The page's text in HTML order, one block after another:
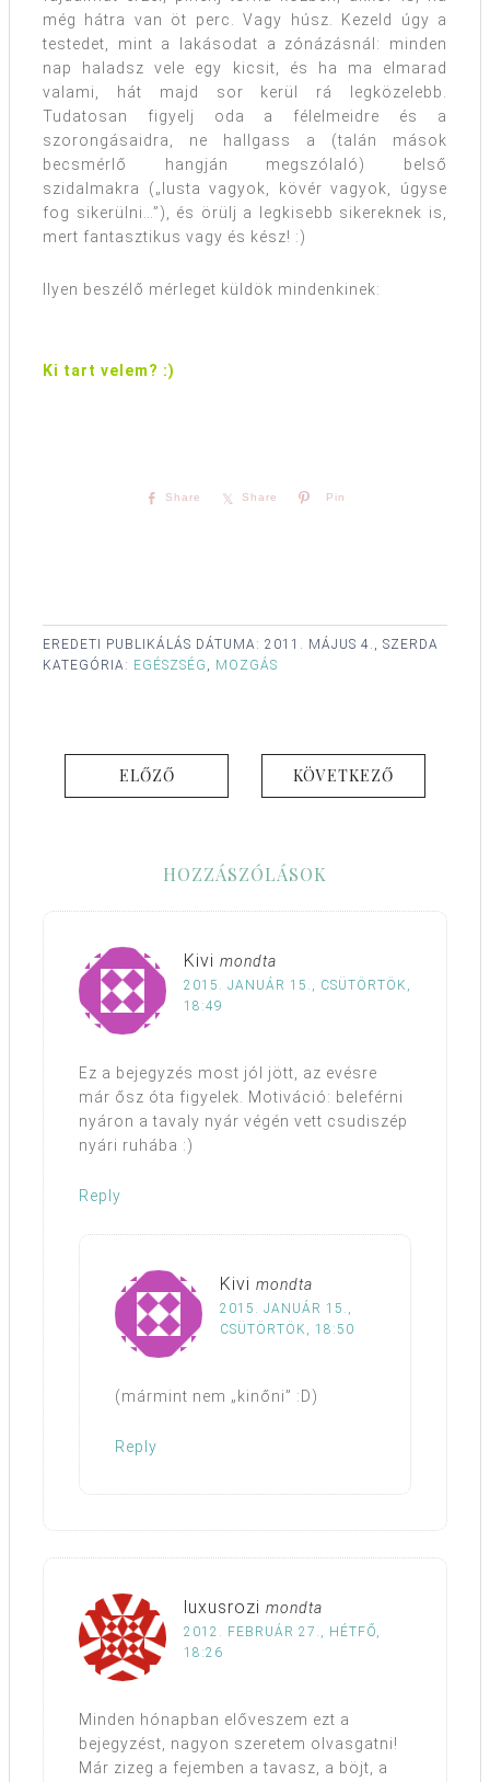
még hátra van öt perc. Vagy húsz. Kezeld úgy a
testedet, mint a lakásodat a zónázásnál: minden
nap haladsz vele egy kicsit, és ha ma elmarad
valami, hát majd sor kerül rá legközelebb.
Tudatosan figyelj oda a félelmeidre és a
szorongásaidra, ne hallgass a (talán mások
becsmérlő hangján megszólaló) belső
szidalmakra („lusta vagyok, kövér vagyok, úgyse
fog sikerülni…”), és örülj a legkisebb sikereknek is,
mert fantasztikus vagy és kész! :)
Ilyen beszélő mérleget küldök mindenkinek:
Ki tart velem? :)
Share Share Pin
EREDETI PUBLIKÁLÁS DÁTUMA: 2011. MÁJUS 4., SZERDA
KATEGÓRIA: EGÉSZSÉG , MOZGÁS
ELŐZŐ KÖVETKEZŐ
HOZZÁSZÓLÁSOK
Kivi mondta
2015. JANUÁR 15., CSÜTÖRTÖK,
18:49
Ez a bejegyzés most jól jött, az evésre
már ősz óta figyelek. Motiváció: beleférni
nyáron a tavaly nyár végén vett csudiszép
nyári ruhába :)
Reply
Kivi mondta
2015. JANUÁR 15.,
CSÜTÖRTÖK, 18:50
(mármint nem „kinőni” :D)
Reply
luxusrozi mondta
2012. FEBRUÁR 27., HÉTFŐ,
18:26
Minden hónapban előveszem ezt a
bejegyzést, nagyon szeretem olvasgatni!
Már zizeg a fejemben a tavasz, a böjt, a